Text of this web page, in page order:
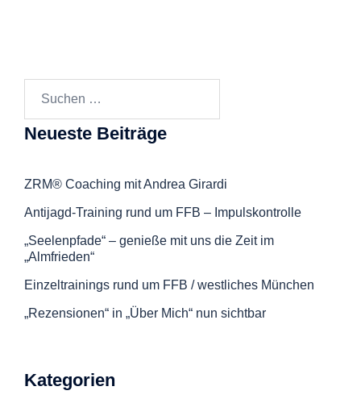
Neueste Beiträge
ZRM® Coaching mit Andrea Girardi
Antijagd-Training rund um FFB – Impulskontrolle
„Seelenpfade“ – genieße mit uns die Zeit im
„Almfrieden“
Einzeltrainings rund um FFB / westliches München
„Rezensionen“ in „Über Mich“ nun sichtbar
Kategorien